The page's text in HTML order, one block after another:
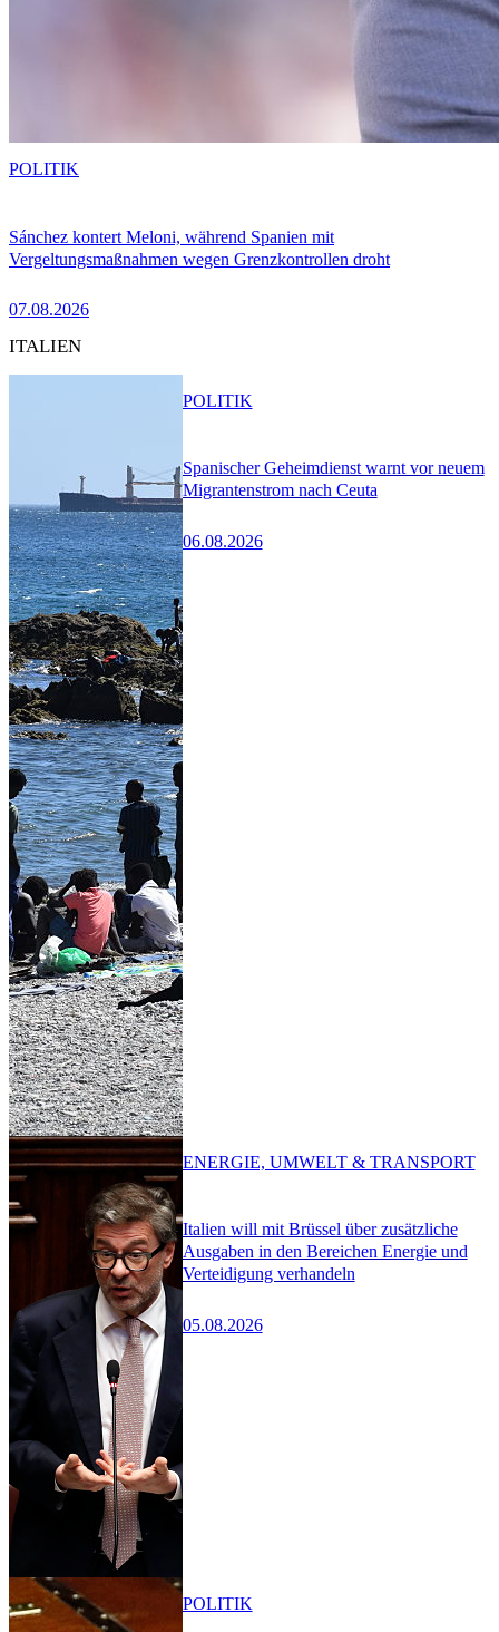
Sánchez kontert Meloni, während Spanien mit
Vergeltungsmaßnahmen wegen Grenzkontrollen droht
07.08.2026
POLITIK
ITALIEN
Spanischer Geheimdienst warnt vor neuem
Migrantenstrom nach Ceuta
06.08.2026
POLITIK
Italien will mit Brüssel über zusätzliche
Ausgaben in den Bereichen Energie und
Verteidigung verhandeln
05.08.2026
ENERGIE, UMWELT & TRANSPORT
POLITIK